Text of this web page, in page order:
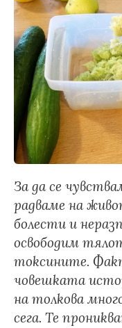
За да се
радваме на
болести и
освободим
токсините.
човешката
на толкова
сега. Те